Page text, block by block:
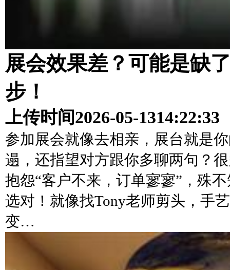
展会效果差？可能是缺
步！
上传时间2026-05-1314:22:33
参加展会就像去相亲，展台就是
遢，还指望对方跟你多聊两句？
抱怨“客户不来，订单寥寥”，殊
选对！就像找Tony老师剪头，手
变…